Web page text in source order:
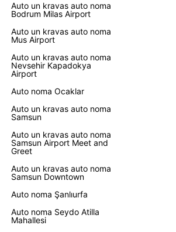
Auto un kravas auto noma
Bodrum Milas Airport
Auto un kravas auto noma
Mus Airport
Auto un kravas auto noma
Nevsehir Kapadokya
Airport
Auto noma Ocaklar
Auto un kravas auto noma
Samsun
Auto un kravas auto noma
Samsun Airport Meet and
Greet
Auto un kravas auto noma
Samsun Downtown
Auto noma Şanlıurfa
Auto noma Seydo Atilla
Mahallesi